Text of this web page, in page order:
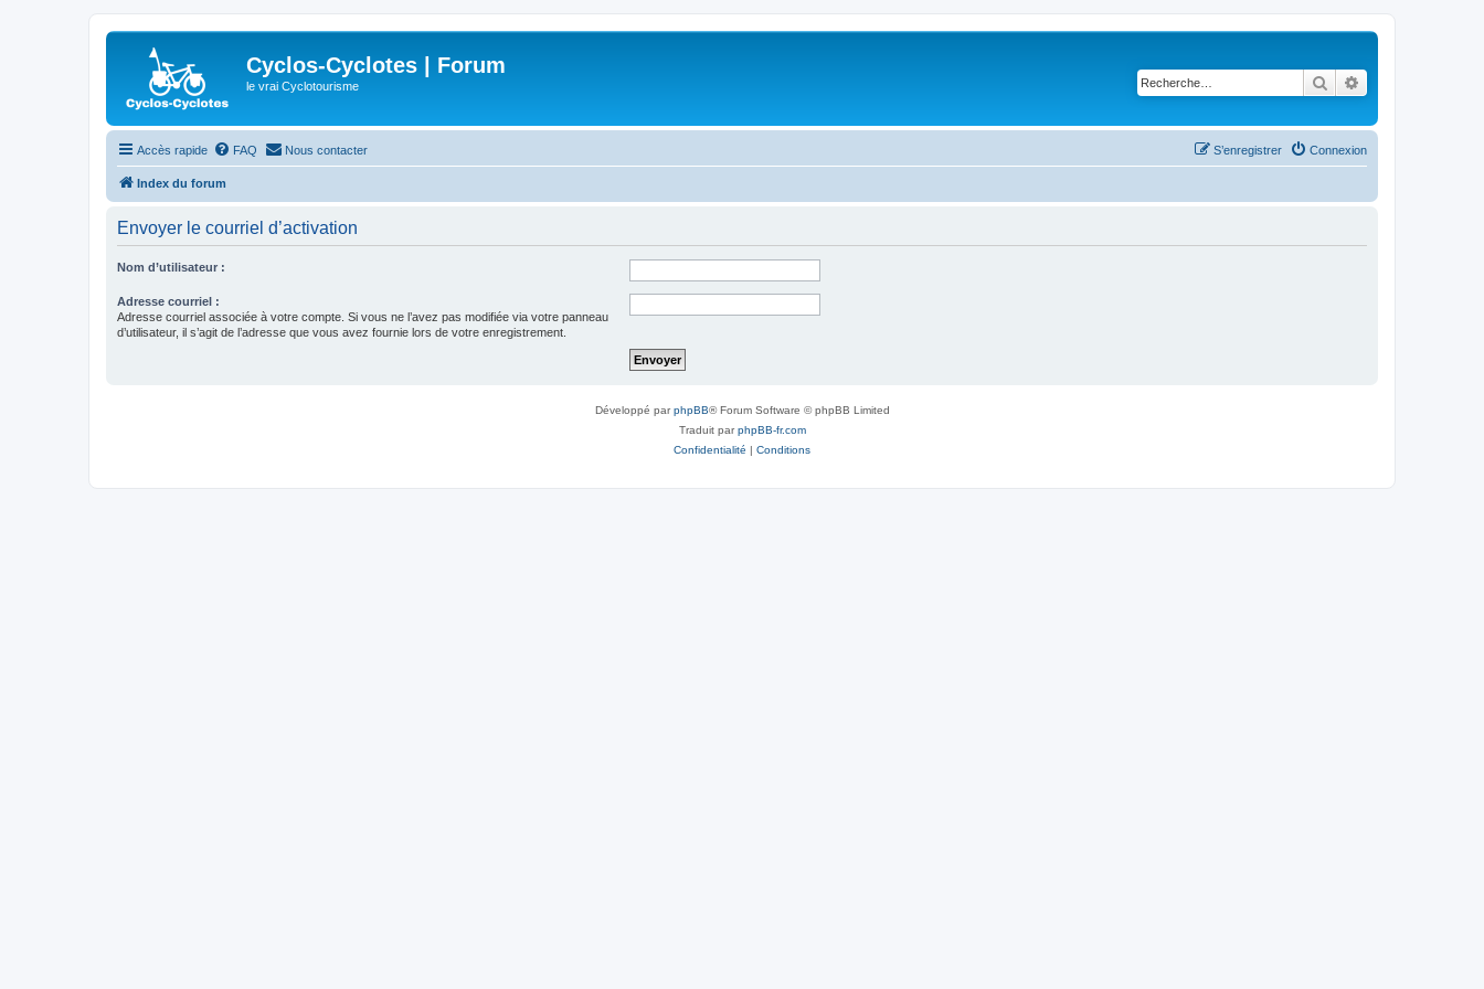
Cyclos-Cyclotes | Forum
le vrai Cyclotourisme Rechercher
Accès rapide FAQ Nous contacter Connexion
S’enregistrer
Index du forum
Envoyer le courriel d’activation
Nom d’utilisateur :
Adresse courriel :
Adresse courriel associée à votre compte. Si vous ne l’avez pas modifiée via votre panneau
d’utilisateur, il s’agit de l’adresse que vous avez fournie lors de votre enregistrement.
Développé parphpBB® Forum Software © phpBB Limited
Traduit parphpBB-fr.com
Confidentialité | Conditions